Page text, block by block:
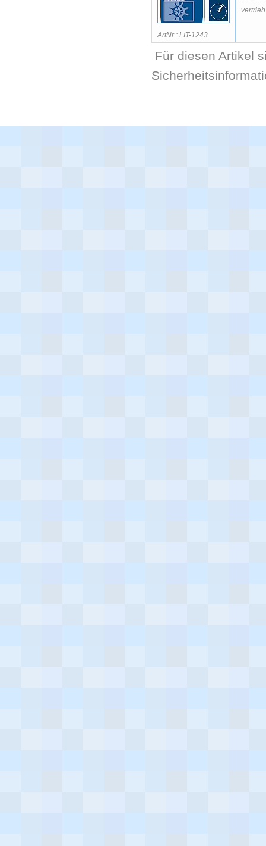
ArtNr.: LIT-1243
Für diesen Artikel